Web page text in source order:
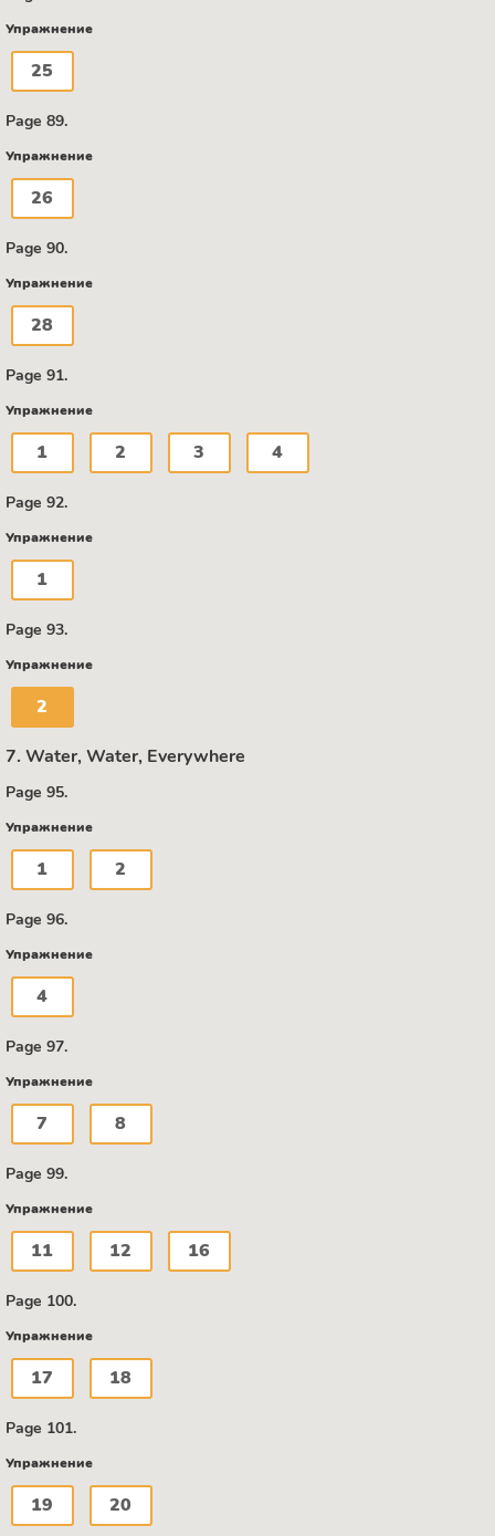
Упражнение
25
Page 89.
Упражнение
26
Page 90.
Упражнение
28
Page 91.
Упражнение
1 2 3 4
Page 92.
Упражнение
1
Page 93.
Упражнение
2
7. Water, Water, Everywhere
Page 95.
Упражнение
1 2
Page 96.
Упражнение
4
Page 97.
Упражнение
7 8
Page 99.
Упражнение
11 12 16
Page 100.
Упражнение
17 18
Page 101.
Упражнение
19 20